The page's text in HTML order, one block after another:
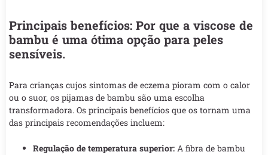
Principais benefícios: Por que a viscose de
bambu é uma ótima opção para peles
sensíveis.
Para crianças cujos sintomas de eczema pioram com o calor
ou o suor, os pijamas de bambu são uma escolha
transformadora. Os principais benefícios que os tornam uma
das principais recomendações incluem:
Regulação de temperatura superior: A fibra de bambu